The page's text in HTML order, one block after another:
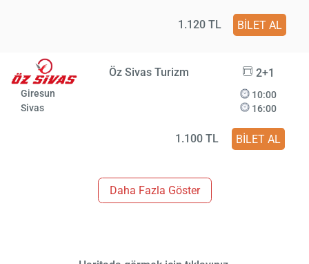
1.120 TL BİLET AL
Öz Sivas Turizm 2+1
Giresun
Sivas
10:00
16:00
1.100 TL BİLET AL
Daha Fazla Göster